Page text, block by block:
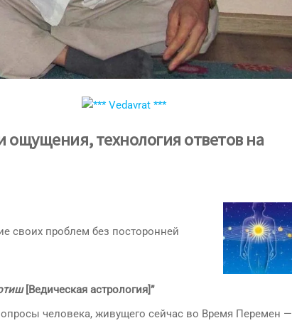
ощущения, технология ответов на
своих проблем без посторонней
[Ведическая астрология]”
человека, живущего сейчас во Время Перемен —